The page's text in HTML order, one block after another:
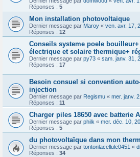
Réponses : 5
Mon installation photovoltaique
Dernier message par Maroy « ven. avr. 17,
Réponses : 12
Conseils systeme poele
électrique et solaire thermique+
Dernier message par py73 « sam. janv. 31,
Réponses : 17
Besoin consuel si convention
injection
Dernier message par Regismu « mer. janv.
Réponses : 11
Charger piles 18650 avec batterie
Dernier message par philk « mer. déc. 10,
Réponses : 5
du photovoltaïque dans mon
Dernier message par tontonlacellule0451 «
Réponses : 34